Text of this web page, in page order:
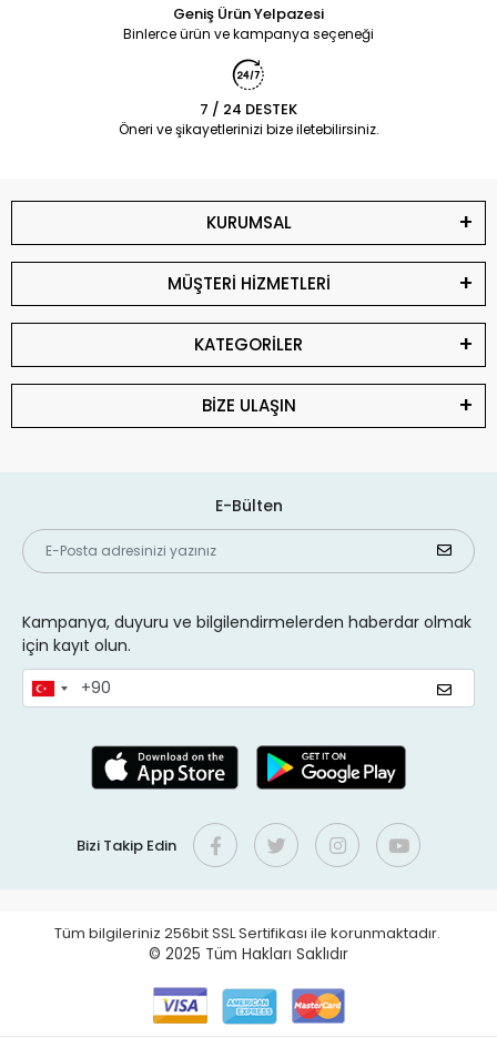
Geniş Ürün Yelpazesi
Binlerce ürün ve kampanya seçeneği
7 / 24 DESTEK
Öneri ve şikayetlerinizi bize iletebilirsiniz.
KURUMSAL
MÜŞTERİ HİZMETLERİ
KATEGORİLER
BİZE ULAŞIN
E-Bülten
Kampanya, duyuru ve bilgilendirmelerden haberdar olmak
için kayıt olun.
Bizi Takip Edin
Tüm bilgileriniz 256bit SSL Sertifikası ile korunmaktadır.
© 2025 Tüm Hakları Saklıdır